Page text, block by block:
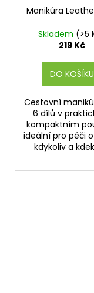
Manikúra
Skladem (>5
219 Kč
DO KOŠÍKU
Cestovní
6 dílů v
kompaktním
ideální pro péči
kdykoliv a